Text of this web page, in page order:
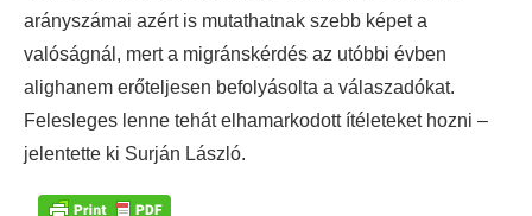
arányszámai azért is mutathatnak szebb képet a
valóságnál, mert a migránskérdés az utóbbi évben
alighanem erőteljesen befolyásolta a válaszadókat.
Felesleges lenne tehát elhamarkodott ítéleteket hozni –
jelentette ki Surján László.